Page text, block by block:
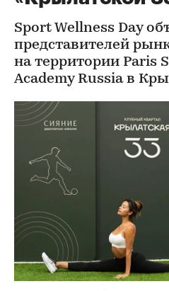
Sport Wellness Day
представителей
на территории Paris
Academy Russia в